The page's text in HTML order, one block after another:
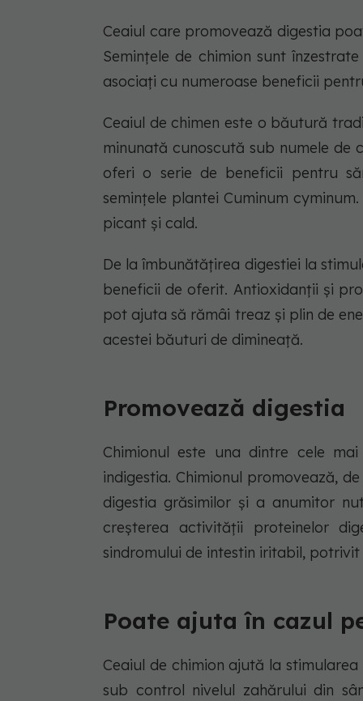
Ceaiul care promovează digestia
Semințele de chimion sunt
asociați cu numeroase beneficii
Ceaiul de chimen este o băutură
minunată cunoscută sub numele
oferi o serie de beneficii pentru
semințele plantei Cuminum
picant și cald.
De la îmbunătățirea digestiei la
beneficii de oferit. Antioxidanții și
pot ajuta să rămâi treaz și plin de
acestei băuturi de dimineață.
Promovează digestia
Chimionul este una dintre cele
indigestia. Chimionul promovează,
digestia grăsimilor și a anumitor
creșterea activității proteinelor
sindromului de intestin iritabil, potrivit
Poate ajuta în cazul
Ceaiul de chimion ajută la
sub control nivelul zahărului din